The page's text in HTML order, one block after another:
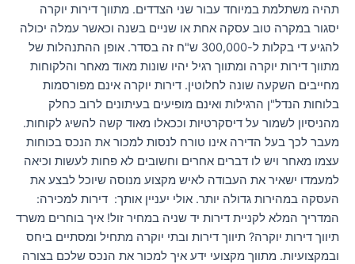
תהיה משתלמת במיוחד עבור שני הצדדים. מתווך דירות יוקרה
יסגור במקרה טוב עסקה אחת או שניים בשנה וכאשר עמלה יכולה
להגיע די בקלות ל-300,000 ש"ח זה בסדר. אופן ההתנהלות של
מתווך דירות יוקרה ומתווך רגיל יהיו שונות מאוד מאחר והלקוחות
מחייבים השקעה שונה לחלוטין. דירות יוקרה אינם מפורסמות
בלוחות הנדל"ן הרגילות ואינם מופיעים בעיתונים לרוב כחלק
מהניסיון לשמור על דיסקרטיות וככאלו מאוד קשה להשיג לקוחות.
מעבר לכך בעל הדירה אינו טורח לנסות למכור את הנכס בכוחות
עצמו מאחר ויש לו דברים אחרים וחשובים לא פחות לעשות וכיאה
למעמדו ישאיר את העבודה לאיש מקצוע מנוסה שיוכל לבצע את
העסקה במהירות גדולה יותר. אולי יעניין אותך: דירות למכירה:
המדריך המלא לקניית דירות יד שניה במחיר זול! איך בוחרים משרד
תיווך דירות יוקרה? תיווך דירות ובתי יוקרה מתחיל ומסתיים ביחס
ובמקצועיות. מתווך מקצועי ידע איך למכור את הנכס שלכם בצורה